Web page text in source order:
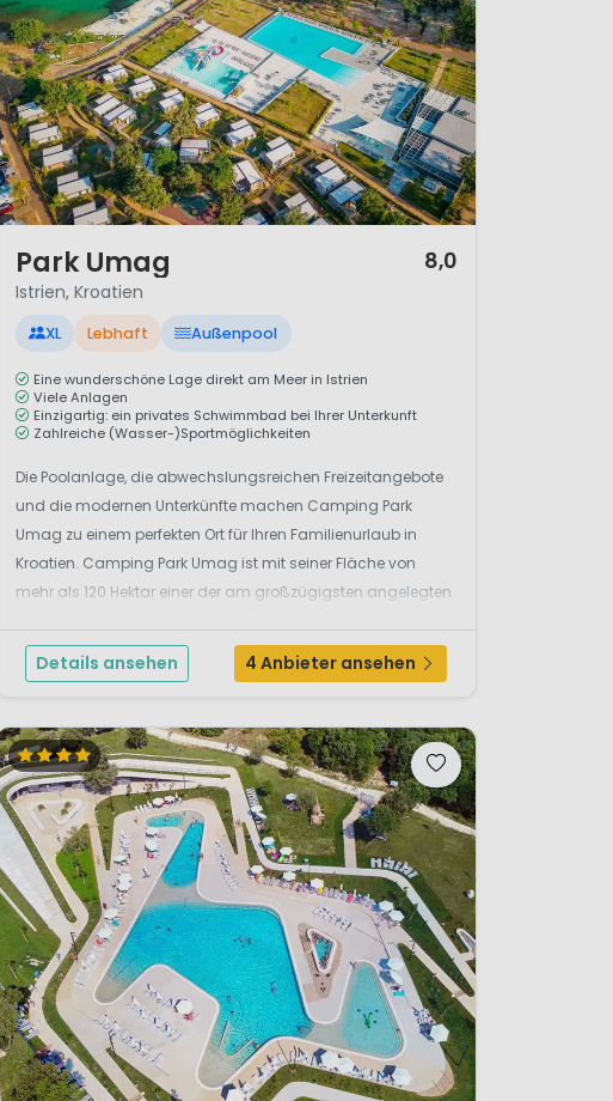
Park Umag 8,0
Istrien, Kroatien
XL Lebhaft Außenpool
Eine wunderschöne Lage direkt am Meer in Istrien
Viele Anlagen
Einzigartig: ein privates Schwimmbad bei Ihrer Unterkunft
Zahlreiche (Wasser-)Sportmöglichkeiten
Die Poolanlage, die abwechslungsreichen Freizeitangebote
und die modernen Unterkünfte machen Camping Park
Umag zu einem perfekten Ort für Ihren Familienurlaub in
Kroatien. Camping Park Umag ist mit seiner Fläche von
mehr als 120 Hektar einer der am großzügigsten angelegten
Details ansehen 4 Anbieter ansehen